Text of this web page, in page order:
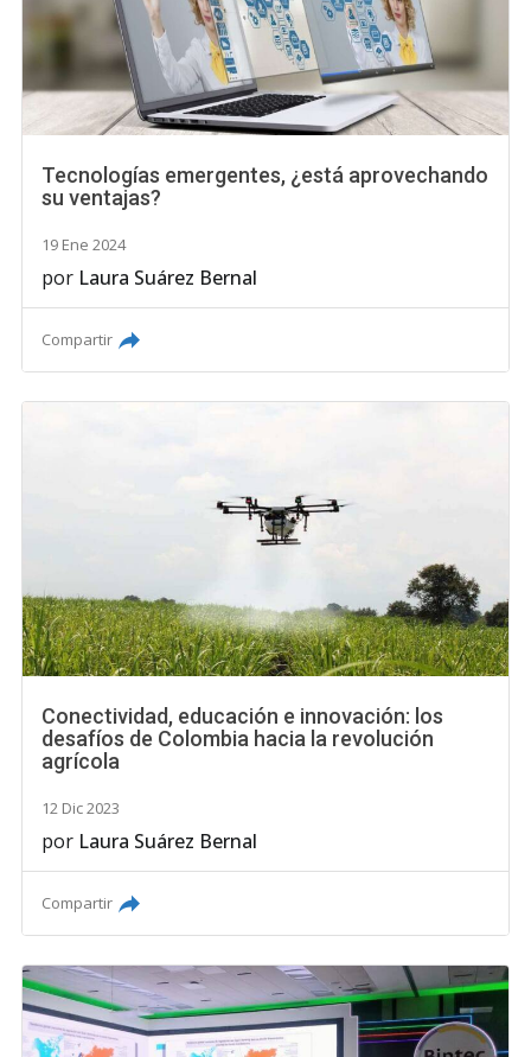
Tecnologías emergentes, ¿está aprovechando
su ventajas?
19 Ene 2024
por Laura Suárez Bernal
Compartir
Conectividad, educación e innovación: los
desafíos de Colombia hacia la revolución
agrícola
12 Dic 2023
por Laura Suárez Bernal
Compartir